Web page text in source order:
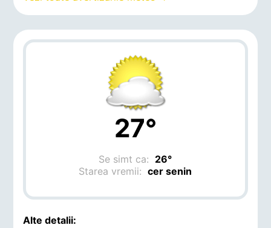
27°
Se simt ca: 26°
Starea vremii:cer senin
Alte detalii: